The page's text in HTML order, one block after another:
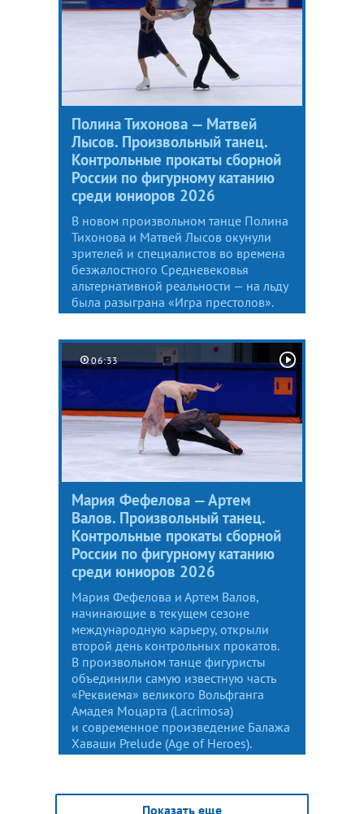
Полина Тихонова — Матвей
Лысов. Произвольный танец.
Контрольные прокаты сборной
России по фигурному катанию
среди юниоров 2026
В новом произвольном танце Полина
Тихонова и Матвей Лысов окунули
зрителей и специалистов во времена
безжалостного Средневековья
альтернативной реальности — на льду
была разыграна «Игра престолов».
06:33
Мария Фефелова — Артем
Валов. Произвольный танец.
Контрольные прокаты сборной
России по фигурному катанию
среди юниоров 2026
Мария Фефелова и Артем Валов,
начинающие в текущем сезоне
международную карьеру, открыли
второй день контрольных прокатов.
В произвольном танце фигуристы
объединили самую известную часть
«Реквиема» великого Вольфганга
Амадея Моцарта (Lacrimosa)
и современное произведение Балажа
Хаваши Prelude (Age of Heroes).
Показать еще